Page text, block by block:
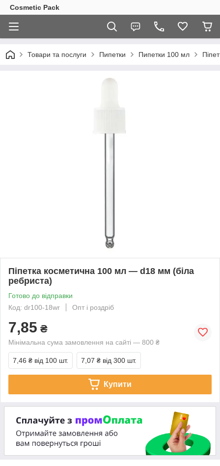
Cosmetic Pack
Товари та послуги Пипетки Пипетки 100 мл
Піпетка косметична 100 мл — d18 мм (біла
ребриста)
Готово до відправки
Код: dr100-18wr
Опт і роздріб
7,85 ₴
Мінімальна сума замовлення на сайті — 800 ₴
7,46 ₴ від 100 шт. 7,07 ₴ від 300 шт.
Купити